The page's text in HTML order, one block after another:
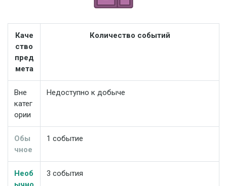
Каче
ство
пред
мета
Количество событий
Вне
катег
ории
Недоступно к добыче
Обы
чное
1 событие
Необ
3 события